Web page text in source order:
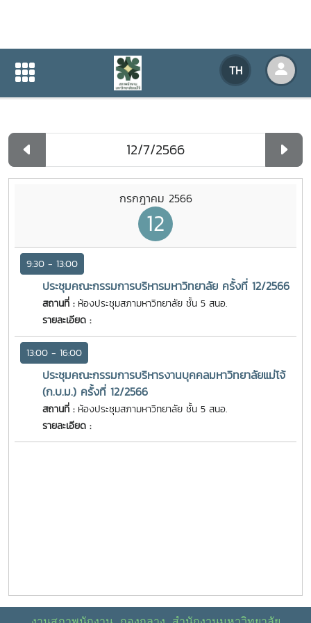
TH
ปฏิทินกิจกรรมของหน่วยงาน
ปฏิทินกิจกรรมของหน่วยงาน
กรกฎาคม 2566
12
9:30 - 13:00
ประชุมคณะกรรมการบริหารมหาวิทยาลัย ครั้งที่ 12/2566
สถานที่ : ห้องประชุมสภามหาวิทยาลัย ชั้น 5 สนอ.
รายละเอียด :
13:00 - 16:00
ประชุมคณะกรรมการบริหารงานบุคคลมหาวิทยาลัยแม่โจ้
(ก.บ.ม.) ครั้งที่ 12/2566
สถานที่ : ห้องประชุมสภามหาวิทยาลัย ชั้น 5 สนอ.
รายละเอียด :